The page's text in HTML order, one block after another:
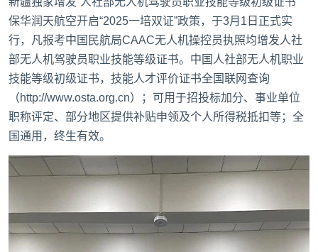
保华润天航空开启“2025一培双证”政策，于3月1日正式实
行，凡报考中国民航局CAAC无人机操控员执照均增发人社
部无人机驾驶员职业技能等级证书。中国人社部无人机职业
技能等级初级证书，技能人才评价证书全国联网查询
（http://www.osta.org.cn）；可用于招投标加分、事业单位
职称评定、部分地区提供补贴申领及个人所得税抵扣等；全
国通用，终生有效。